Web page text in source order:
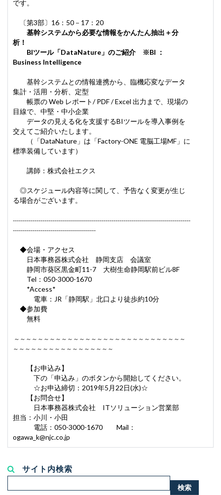
です。
〔第3部〕16：50－17：20
基幹システムから必要な情報をかんたん抽出＋分
析！
BIツール「DataNature」のご紹介
※BI ：
Business Intelligence
基幹システムとの情報連携から、臨機応変なデータ
集計・活用・分析、定型
帳票の Web レポート/ PDF / Excel 出力まで、現場の
目線で、中堅・中小企業
データの見える化を支援するBIツールを導入事例を
交えてご紹介いたします。
（「DataNature」は「Factory-ONE 電脳工場MF」に
標準装備しています）
講師：株式会社エクス
◎スケジュール内容等に関して、予告なく変更が生じ
る場合がございます。
------------------------------------------------------------------------------------------
------------------------------------------
◆会場・アクセス
日本事務器株式会社 静岡支店 会議室
静岡市葵区黒金町11-7 大樹生命静岡駅前ビル8F
Tel：050-3000-1670
*Access*
電車：JR「静岡駅」北口より徒歩約10分
◆参加費
無料
～～～～～～～～～～～～～～～～～～～～～～～～～～～～～
～～～～～～～～～～ ～～～～～～～
【お申込み】
下の「申込み」のボタンから開始してください。
☆お申込締切：2019年5月22日(水)☆
【お問合せ】
日本事務器株式会社 ITソリューション営業部
担当：小川・小田
電話：050-3000-1670 Mail：
ogawa_k@njc.co.jp
サイト内検索
索...
検索